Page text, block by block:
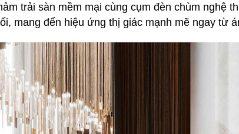
trải sàn mềm mại cùng cụm đèn chùm nghệ
mang đến hiệu ứng thị giác mạnh mẽ ngay từ